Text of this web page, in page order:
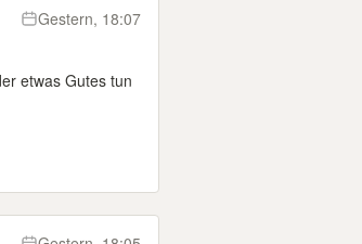
Gestern, 18:07
etwas Gutes tun